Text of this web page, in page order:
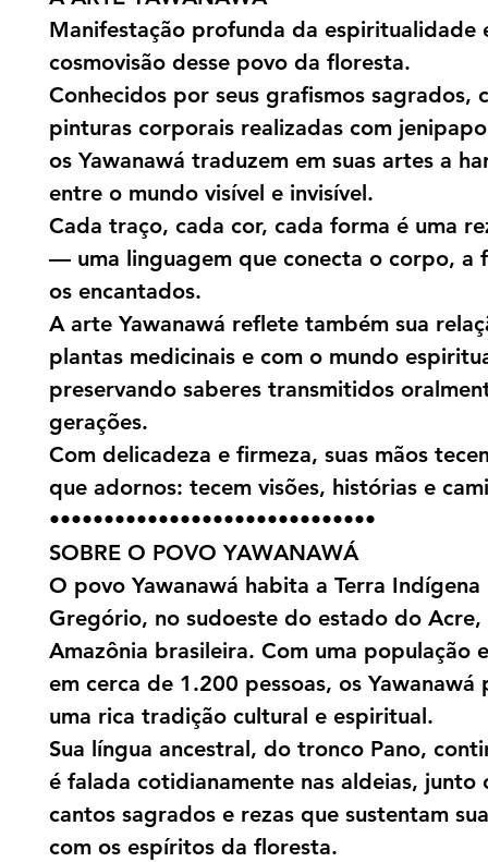
Manifestação profunda da espiritualidade
cosmovisão desse povo da floresta.
Conhecidos por seus grafismos sagrados,
pinturas corporais realizadas com
os Yawanawá traduzem em suas artes a
entre o mundo visível e invisível.
Cada traço, cada cor, cada forma é uma
— uma linguagem que conecta o corpo, a
os encantados.
A arte Yawanawá reflete também sua
plantas medicinais e com o mundo
preservando saberes transmitidos
gerações.
Com delicadeza e firmeza, suas mãos
que adornos: tecem visões, histórias e
••••••••••••••••••••••••••••••
SOBRE O POVO YAWANAWÁ
O povo Yawanawá habita a Terra Indígena
Gregório, no sudoeste do estado do Acre,
Amazônia brasileira. Com uma população
em cerca de 1.200 pessoas, os Yawanawá
uma rica tradição cultural e espiritual.
Sua língua ancestral, do tronco Pano,
é falada cotidianamente nas aldeias, junto
cantos sagrados e rezas que sustentam
com os espíritos da floresta.